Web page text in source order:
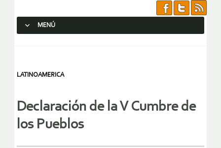
MENÚ
LATINOAMERICA
Declaración de la V Cumbre de
los Pueblos